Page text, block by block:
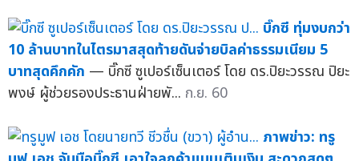
บิ๊กซี ทุ่มงบกว่า
10 ล้านบาทในไตรมาสสุดท้ายดันจ่ายบิลค่าธรรมเนียม 5
บาทสุดคึกคัก — บิ๊กซี ซูเปอร์เซ็นเตอร์ โดย ดร.ปิยะวรรณ ปิยะ
พงษ์ ผู้ช่วยรองประธานฝ่ายพั... ก.ย. 60
ภาพข่าว: ทรู